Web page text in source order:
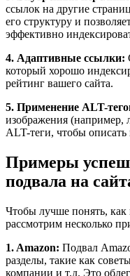
ссылок на другие
его структуру и
эффективно
4. Адаптивные ссылки:
который хорошо
рейтинг вашего сайта.
5. Применение ALT-
изображения (например,
ALT-теги, чтобы
Примеры
подвала на
Чтобы лучше понять, как
рассмотрим несколько
1. Amazon: Подвал
разделы, такие как
компании и т.д. Это